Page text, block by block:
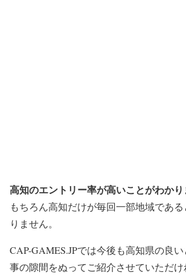
高知のエントリー率が高いことがわかり
もちろん高知だけが毎回一部地域であ
りません。
CAP-GAMES.JPでは今後も高知県の良
事の隙間をぬってご紹介させていただけ